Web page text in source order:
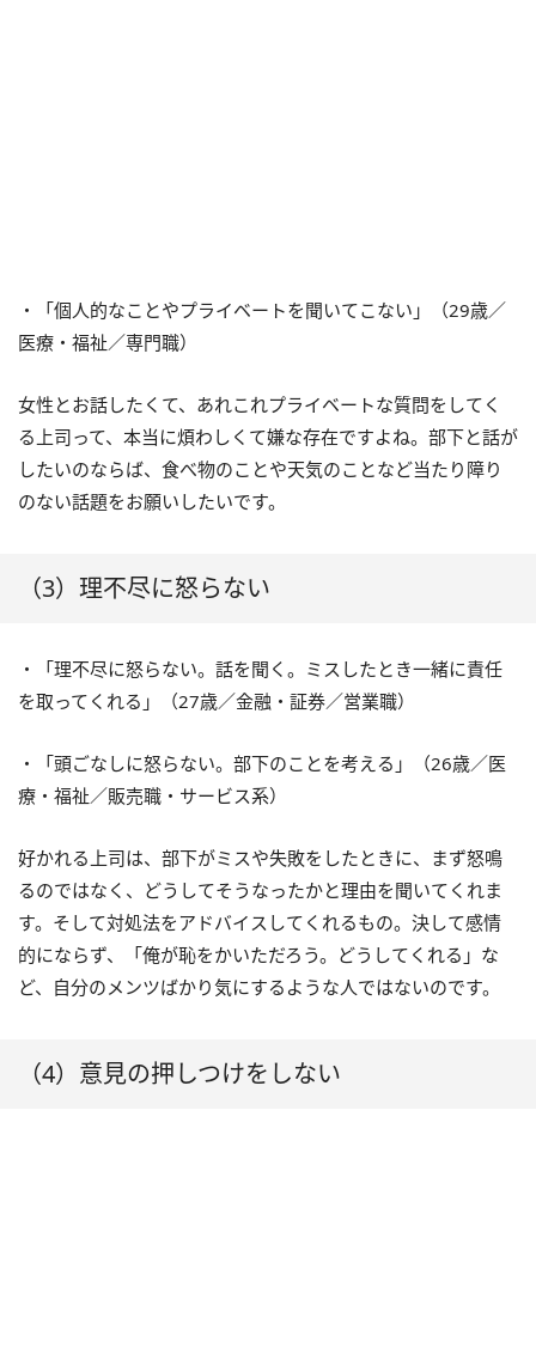
・「個人的なことやプライベートを聞いてこない」（29歳／
医療・福祉／専門職）
女性とお話したくて、あれこれプライベートな質問をしてく
る上司って、本当に煩わしくて嫌な存在ですよね。部下と話が
したいのならば、食べ物のことや天気のことなど当たり障り
のない話題をお願いしたいです。
（3）理不尽に怒らない
・「理不尽に怒らない。話を聞く。ミスしたとき一緒に責任
を取ってくれる」（27歳／金融・証券／営業職）
・「頭ごなしに怒らない。部下のことを考える」（26歳／医
療・福祉／販売職・サービス系）
好かれる上司は、部下がミスや失敗をしたときに、まず怒鳴
るのではなく、どうしてそうなったかと理由を聞いてくれま
す。そして対処法をアドバイスしてくれるもの。決して感情
的にならず、「俺が恥をかいただろう。どうしてくれる」な
ど、自分のメンツばかり気にするような人ではないのです。
（4）意見の押しつけをしない